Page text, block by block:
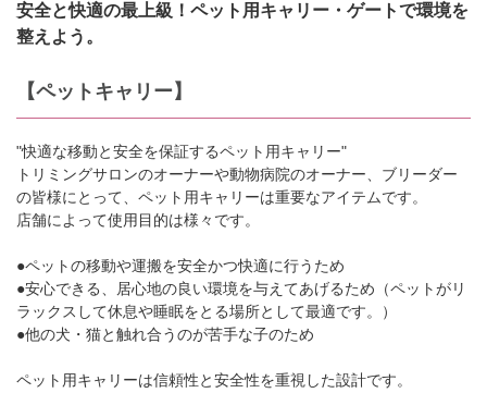
安全と快適の最上級！ペット用キャリー・ゲートで環境を
整えよう。
【ペットキャリー】
"快適な移動と安全を保証するペット用キャリー"
トリミングサロンのオーナーや動物病院のオーナー、ブリーダー
の皆様にとって、ペット用キャリーは重要なアイテムです。
店舗によって使用目的は様々です。
●ペットの移動や運搬を安全かつ快適に行うため
●安心できる、居心地の良い環境を与えてあげるため（ペットがリ
ラックスして休息や睡眠をとる場所として最適です。）
●他の犬・猫と触れ合うのが苦手な子のため
ペット用キャリーは信頼性と安全性を重視した設計です。